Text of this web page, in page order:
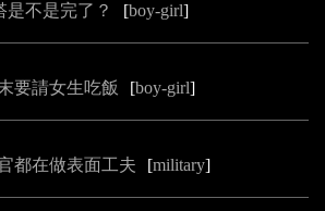
是不是完了？ [boy-girl]
要請女生吃飯 [boy-girl]
都在做表面工夫 [military]